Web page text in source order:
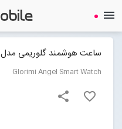
menu
ساعت هوشمند گلوریمی مدل Glorimi Angel
Glorimi Angel Smart Watch
favorite_border
share